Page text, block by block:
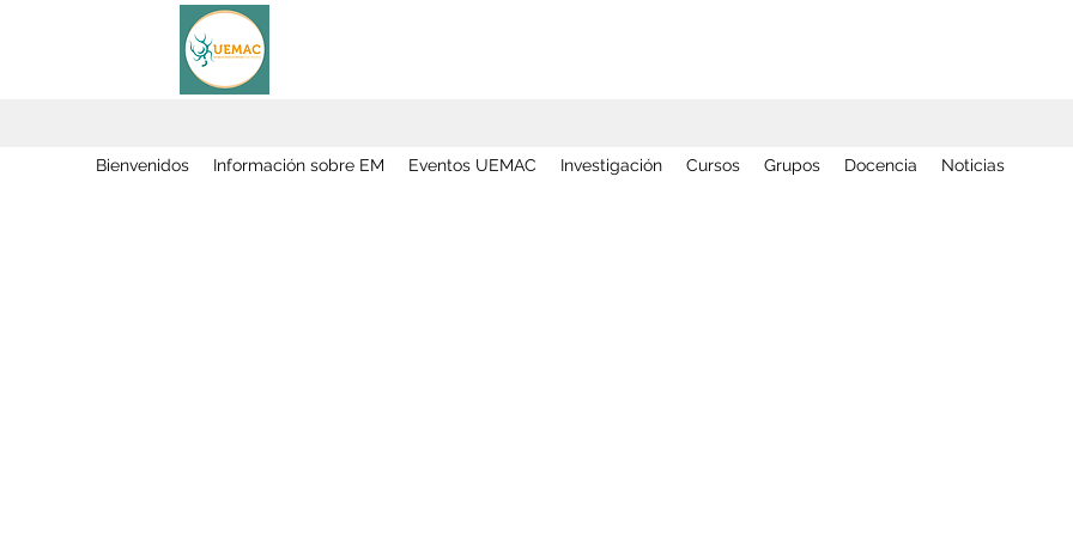
Bienvenidos Información sobre EM Eventos UEMAC Investigación Cursos Grupos Docencia Noticias